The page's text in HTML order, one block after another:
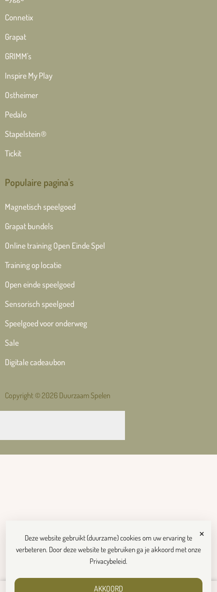
Connetix
Grapat
GRIMM's
Inspire My Play
Ostheimer
Pedalo
Stapelstein®
Tickit
Populaire pagina's
Magnetisch speelgoed
Grapat bundels
Online training Open Einde Spel
Training op locatie
Open einde speelgoed
Sensorisch speelgoed
Speelgoed voor onderweg
Sale
Digitale cadeaubon
Copyright © 2026 Duurzaam Spelen
×
Deze website gebruikt (duurzame) cookies om uw ervaring te
verbeteren. Door deze website te gebruiken ga je akkoord met onze
Privacybeleid.
AKKOORD